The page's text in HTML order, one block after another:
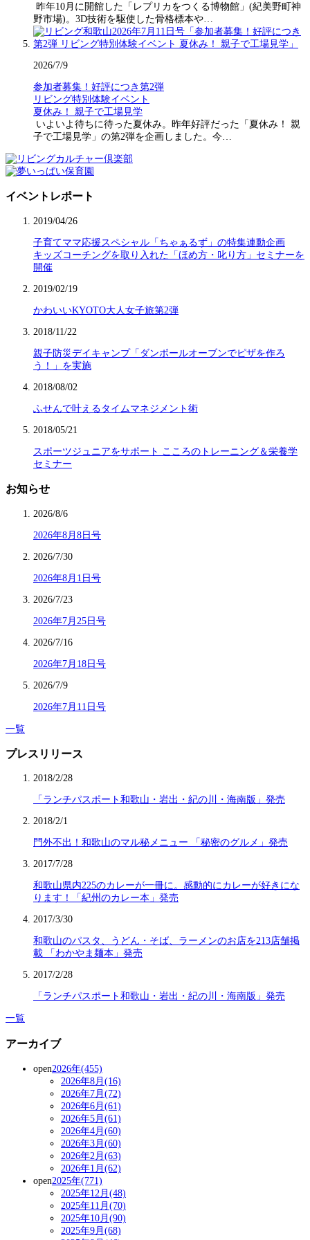
昨年10月に開館した「レプリカをつくる博物館」(紀美野町神
野市場)。3D技術を駆使した骨格標本や…
2026/7/9
参加者募集！好評につき第2弾
リビング特別体験イベント
夏休み！ 親子で工場見学
いよいよ待ちに待った夏休み。昨年好評だった「夏休み！ 親
子で工場見学」の第2弾を企画しました。今…
イベントレポート
2019/04/26
子育てママ応援スペシャル「ちゃぁるず」の特集連動企画
キッズコーチングを取り入れた「ほめ方・叱り方」セミナーを
開催
2019/02/19
かわいいKYOTO大人女子旅第2弾
2018/11/22
親子防災デイキャンプ「ダンボールオーブンでピザを作ろ
う！」を実施
2018/08/02
ふせんで叶えるタイムマネジメント術
2018/05/21
スポーツジュニアをサポート こころのトレーニング＆栄養学
セミナー
お知らせ
2026/8/6
2026年8月8日号
2026/7/30
2026年8月1日号
2026/7/23
2026年7月25日号
2026/7/16
2026年7月18日号
2026/7/9
2026年7月11日号
一覧
プレスリリース
2018/2/28
「ランチパスポート和歌山・岩出・紀の川・海南版」発売
2018/2/1
門外不出！和歌山のマル秘メニュー 「秘密のグルメ」発売
2017/7/28
和歌山県内225のカレーが一冊に。感動的にカレーが好きにな
ります！「紀州のカレー本」発売
2017/3/30
和歌山のパスタ、うどん・そば、ラーメンのお店を213店舗掲
載 「わかやま麺本」発売
2017/2/28
「ランチパスポート和歌山・岩出・紀の川・海南版」発売
一覧
アーカイブ
open2026年(455)
2026年8月(16)
2026年7月(72)
2026年6月(61)
2026年5月(61)
2026年4月(60)
2026年3月(60)
2026年2月(63)
2026年1月(62)
open2025年(771)
2025年12月(48)
2025年11月(70)
2025年10月(90)
2025年9月(68)